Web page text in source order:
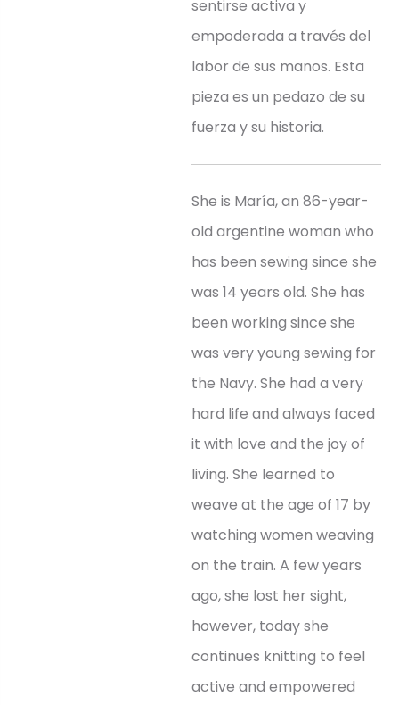
sentirse activa y
empoderada a través del
labor de sus manos. Esta
pieza es un pedazo de su
fuerza y su historia.
She is María, an 86-year-
old argentine woman who
has been sewing since she
was 14 years old. She has
been working since she
was very young sewing for
the Navy. She had a very
hard life and always faced
it with love and the joy of
living. She learned to
weave at the age of 17 by
watching women weaving
on the train. A few years
ago, she lost her sight,
however, today she
continues knitting to feel
active and empowered